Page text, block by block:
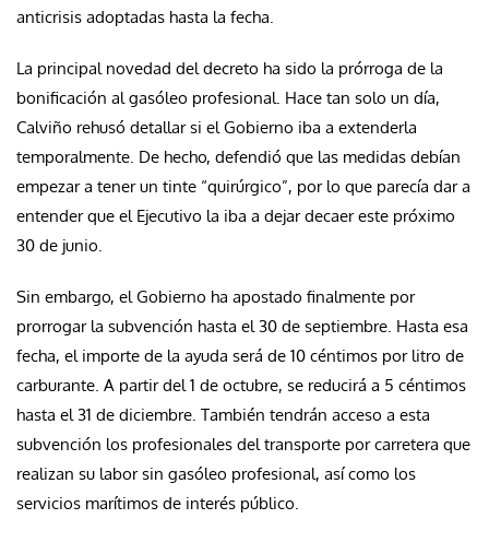
anticrisis adoptadas hasta la fecha.
La principal novedad del decreto ha sido la prórroga de la
bonificación al gasóleo profesional. Hace tan solo un día,
Calviño rehusó detallar si el Gobierno iba a extenderla
temporalmente. De hecho, defendió que las medidas debían
empezar a tener un tinte “quirúrgico”, por lo que parecía dar a
entender que el Ejecutivo la iba a dejar decaer este próximo
30 de junio.
Sin embargo, el Gobierno ha apostado finalmente por
prorrogar la subvención hasta el 30 de septiembre. Hasta esa
fecha, el importe de la ayuda será de 10 céntimos por litro de
carburante. A partir del 1 de octubre, se reducirá a 5 céntimos
hasta el 31 de diciembre. También tendrán acceso a esta
subvención los profesionales del transporte por carretera que
realizan su labor sin gasóleo profesional, así como los
servicios marítimos de interés público.